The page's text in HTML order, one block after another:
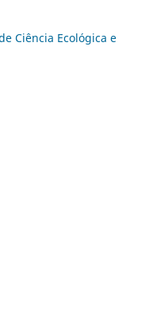
Ciência Ecológica e